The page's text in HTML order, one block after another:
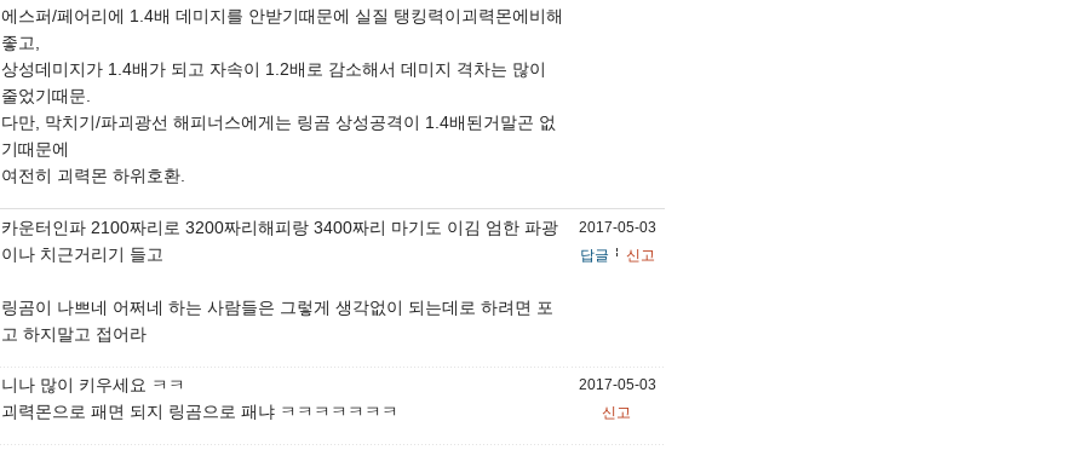
에스퍼/페어리에 1.4배 데미지를 안받기때문에 실질 탱킹력이괴력몬에비해
좋고,
상성데미지가 1.4배가 되고 자속이 1.2배로 감소해서 데미지 격차는 많이
줄었기때문.
다만, 막치기/파괴광선 해피너스에게는 링곰 상성공격이 1.4배된거말곤 없
기때문에
여전히 괴력몬 하위호환.
카운터인파 2100짜리로 3200짜리해피랑 3400짜리 마기도 이김 엄한 파광
이나 치근거리기 들고
링곰이 나쁘네 어쩌네 하는 사람들은 그렇게 생각없이 되는데로 하려면 포
고 하지말고 접어라
2017-05-03
답글
신고
니나 많이 키우세요 ㅋㅋ
괴력몬으로 패면 되지 링곰으로 패냐 ㅋㅋㅋㅋㅋㅋㅋ
2017-05-03
신고